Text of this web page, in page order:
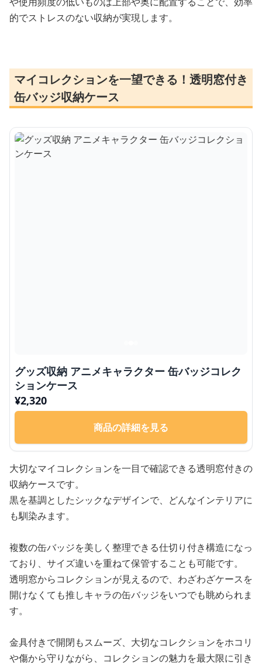
的でストレスのない収納が実現します。
マイコレクションを一望できる！透明窓付き
缶バッジ収納ケース
グッズ収納 アニメキャラクター 缶バッジコレク
ションケース
¥2,320
商品の詳細を見る
大切なマイコレクションを一目で確認できる透明窓付きの
収納ケースです。
黒を基調としたシックなデザインで、どんなインテリアに
も馴染みます。
複数の缶バッジを美しく整理できる仕切り付き構造になっ
ており、サイズ違いを重ねて保管することも可能です。
透明窓からコレクションが見えるので、わざわざケースを
開けなくても推しキャラの缶バッジをいつでも眺められま
す。
金具付きで開閉もスムーズ、大切なコレクションをホコリ
や傷から守りながら、コレクションの魅力を最大限に引き